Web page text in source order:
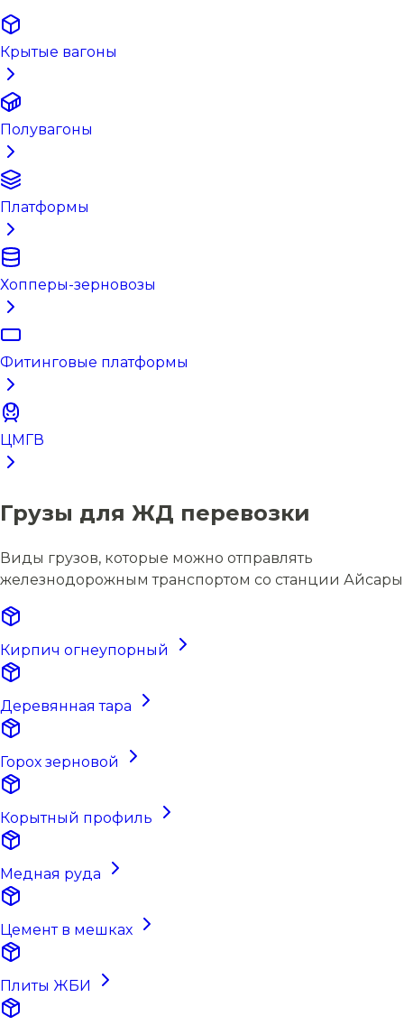
Крытые вагоны
Полувагоны
Платформы
Хопперы-зерновозы
Фитинговые платформы
ЦМГВ
Грузы для ЖД перевозки
Виды грузов, которые можно отправлять
железнодорожным транспортом со станции Айсары
Кирпич огнеупорный
Деревянная тара
Горох зерновой
Корытный профиль
Медная руда
Цемент в мешках
Плиты ЖБИ